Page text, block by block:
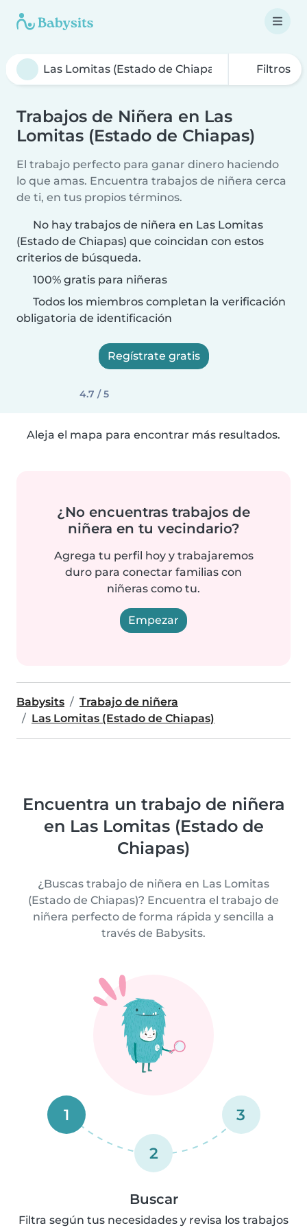
Filtros
Trabajos de Niñera en Las
Lomitas (Estado de Chiapas)
El trabajo perfecto para ganar dinero haciendo
lo que amas. Encuentra trabajos de niñera cerca
de ti, en tus propios términos.
No hay trabajos de niñera en Las Lomitas
(Estado de Chiapas) que coincidan con estos
criterios de búsqueda.
100% gratis para niñeras
Todos los miembros completan la verificación
obligatoria de identificación
Regístrate gratis
4.7 / 5
Aleja el mapa para encontrar más resultados.
¿No encuentras trabajos de
niñera en tu vecindario?
Agrega tu perfil hoy y trabajaremos
duro para conectar familias con
niñeras como tu.
Empezar
Babysits
Trabajo de niñera
Las Lomitas (Estado de Chiapas)
Encuentra un trabajo de niñera
en Las Lomitas (Estado de
Chiapas)
¿Buscas trabajo de niñera en Las Lomitas
(Estado de Chiapas)? Encuentra el trabajo de
niñera perfecto de forma rápida y sencilla a
través de Babysits.
1
2
3
Buscar
Filtra según tus necesidades y revisa los trabajos